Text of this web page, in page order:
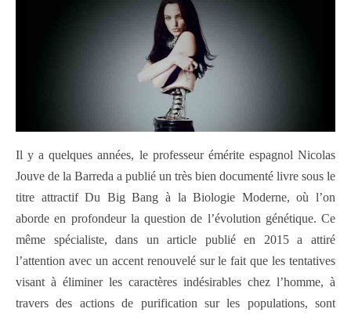
Il y a quelques années, le professeur émérite espagnol Nicolas
Jouve de la Barreda a publié un très bien documenté livre sous le
titre attractif Du Big Bang à la Biologie Moderne, où l’on
aborde en profondeur la question de l’évolution génétique. Ce
même spécialiste, dans un article publié en 2015 a attiré
l’attention avec un accent renouvelé sur le fait que les tentatives
visant à éliminer les caractères indésirables chez l’homme, à
travers des actions de purification sur les populations, sont